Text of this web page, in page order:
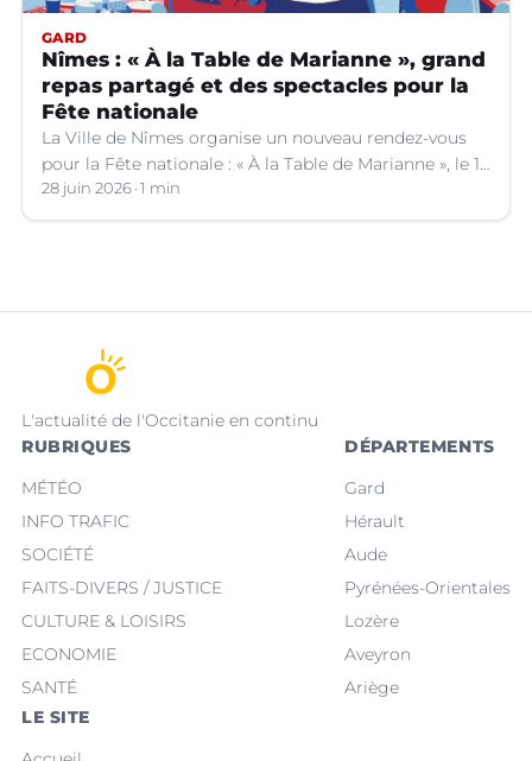
GARD
Nîmes : « À la Table de Marianne », grand
repas partagé et des spectacles pour la
Fête nationale
La Ville de Nîmes organise un nouveau rendez-vous
pour la Fête nationale : « À la Table de Marianne », le 13
juillet prochain.
28 juin 2026 1 min
L'actualité de l'Occitanie en continu
RUBRIQUES
MÉTÉO
INFO TRAFIC
SOCIÉTÉ
FAITS-DIVERS / JUSTICE
CULTURE & LOISIRS
ECONOMIE
SANTÉ
DÉPARTEMENTS
Gard
Hérault
Aude
Pyrénées-Orientales
Lozère
Aveyron
Ariège
LE SITE